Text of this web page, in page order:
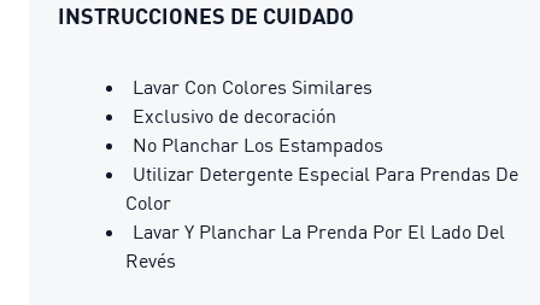
INSTRUCCIONES DE CUIDADO
Lavar Con Colores Similares
Exclusivo de decoración
No Planchar Los Estampados
Utilizar Detergente Especial Para Prendas De
Color
Lavar Y Planchar La Prenda Por El Lado Del
Revés